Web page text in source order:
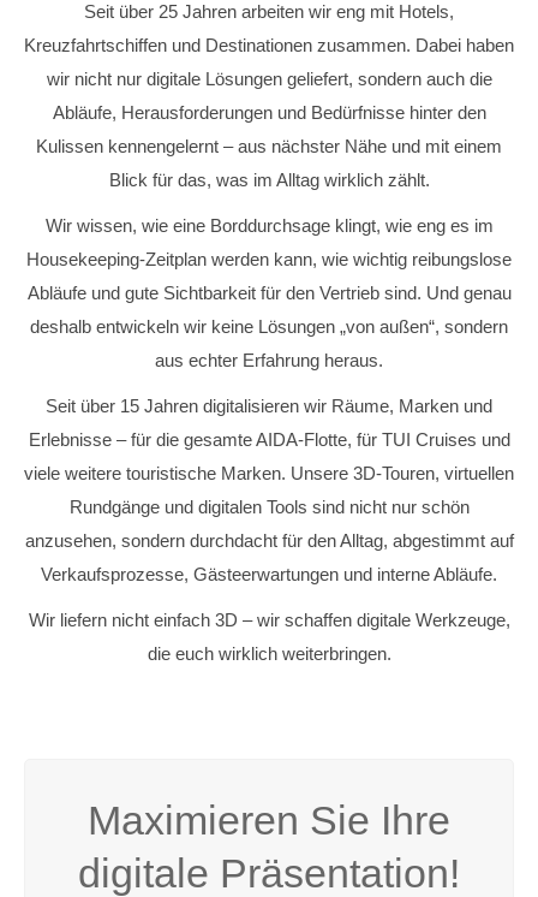
Seit über 25 Jahren arbeiten wir eng mit Hotels,
Kreuzfahrtschiffen und Destinationen zusammen. Dabei haben
wir nicht nur digitale Lösungen geliefert, sondern auch die
Abläufe, Herausforderungen und Bedürfnisse hinter den
Kulissen kennengelernt – aus nächster Nähe und mit einem
Blick für das, was im Alltag wirklich zählt.
Wir wissen, wie eine Borddurchsage klingt, wie eng es im
Housekeeping-Zeitplan werden kann, wie wichtig reibungslose
Abläufe und gute Sichtbarkeit für den Vertrieb sind. Und genau
deshalb entwickeln wir keine Lösungen „von außen“, sondern
aus echter Erfahrung heraus.
Seit über 15 Jahren digitalisieren wir Räume, Marken und
Erlebnisse – für die gesamte AIDA-Flotte, für TUI Cruises und
viele weitere touristische Marken. Unsere 3D-Touren, virtuellen
Rundgänge und digitalen Tools sind nicht nur schön
anzusehen, sondern durchdacht für den Alltag, abgestimmt auf
Verkaufsprozesse, Gästeerwartungen und interne Abläufe.
Wir liefern nicht einfach 3D – wir schaffen digitale Werkzeuge,
die euch wirklich weiterbringen.
Maximieren Sie Ihre
digitale Präsentation!